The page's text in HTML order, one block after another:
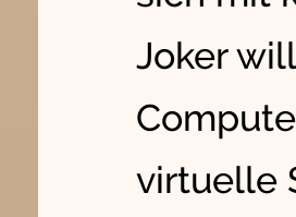
Joker
virtuelle